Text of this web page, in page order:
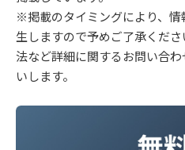
※掲載のタイミングにより、
生しますので予めご了承くだ
法など詳細に関するお問い合
いします。